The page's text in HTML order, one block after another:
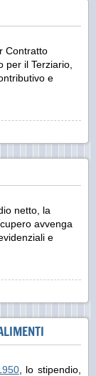
Contratto
per il Terziario,
e
netto, la
avvenga
e
, lo stipendio,